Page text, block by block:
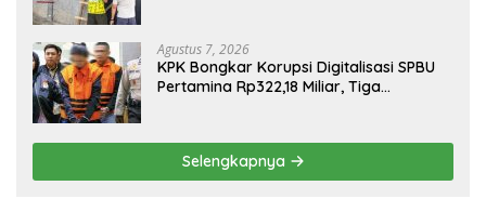
Agustus 7, 2026
KPK Bongkar Korupsi Digitalisasi SPBU
Pertamina Rp322,18 Miliar, Tiga
Selengkapnya